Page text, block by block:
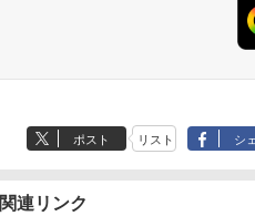
ポスト リスト シ
関連リンク